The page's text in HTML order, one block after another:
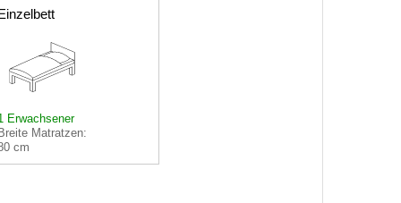
Erwachsener
Breite Matratzen:
cm